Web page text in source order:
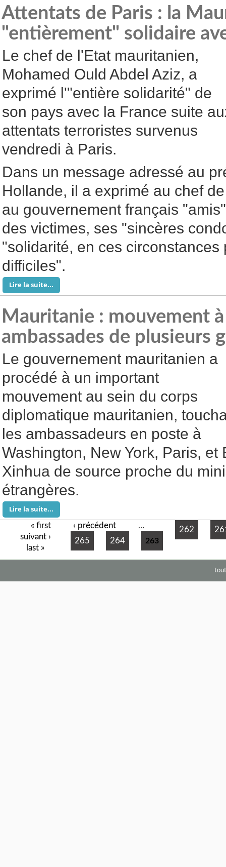
Attentats de Paris : la
"entièrement" solidaire
Le chef de l'Etat mauritanien,
Mohamed Ould Abdel Aziz, a
exprimé l'"entière solidarité" de
son pays avec la France suite
attentats terroristes survenus
vendredi à Paris.
Dans un message adressé au
Hollande, il a exprimé au chef
au gouvernement français
des victimes, ses "sincères
"solidarité, en ces circonstances
difficiles".
Lire la suite...
Mauritanie : mouvement
ambassades de plusieurs
Le gouvernement mauritanien a
procédé à un important
mouvement au sein du corps
diplomatique mauritanien,
les ambassadeurs en poste à
Washington, New York, Paris, et
Xinhua de source proche du
étrangères.
Lire la suite...
« first ‹ précédent … 262
263
264
265
suivant ›
last »